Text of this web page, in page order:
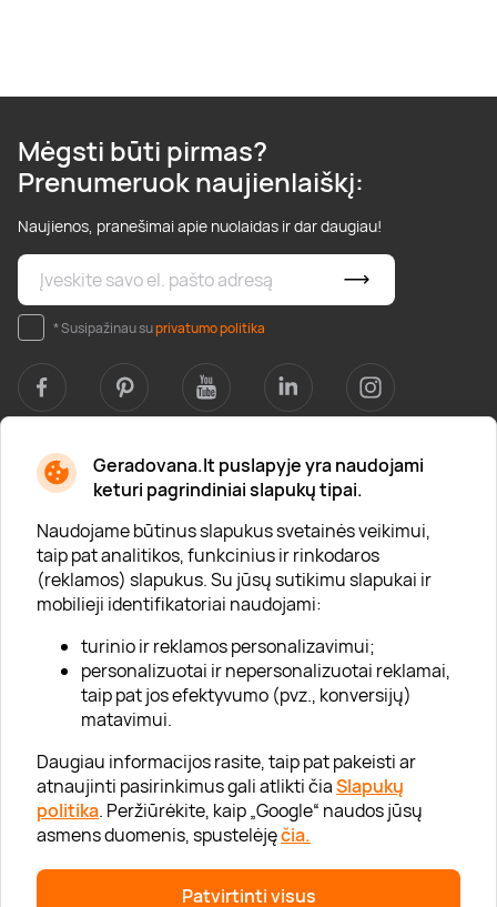
Geradovana.lt puslapyje yra naudojami
keturi pagrindiniai slapukų tipai.
Naudojame būtinus slapukus svetainės veikimui,
taip pat analitikos, funkcinius ir rinkodaros
(reklamos) slapukus. Su jūsų sutikimu slapukai ir
mobilieji identifikatoriai naudojami:
turinio ir reklamos personalizavimui;
personalizuotai ir nepersonalizuotai reklamai,
taip pat jos efektyvumo (pvz., konversijų)
matavimui.
Daugiau informacijos rasite, taip pat pakeisti ar
atnaujinti pasirinkimus gali atlikti čiaSlapukų
politika. Peržiūrėkite, kaip „Google“ naudos jūsų
asmens duomenis, spustelėjęčia.
Patvirtinti visus
Mėgsti būti pirmas?
Prenumeruok naujienlaiškį:
Naujienos, pranešimai apie nuolaidas ir dar daugiau!
* Susipažinau suprivatumo politika
Apie mus
Apie „Gera Dovana“
Lojalumo klubas
Karjera
Visi partneriai
Kontaktai
Tinklaraštis
Informacija